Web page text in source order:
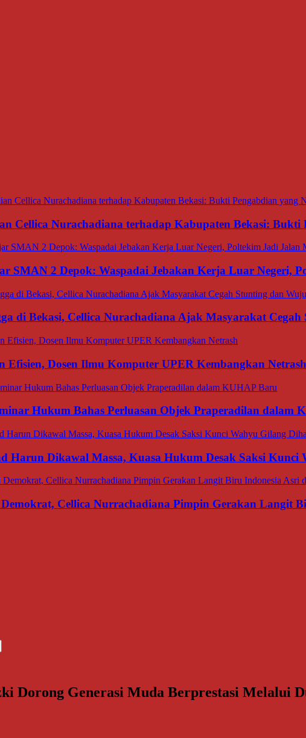
Cellica Nurachadiana terhadap Kabupaten Bekasi:
SMAN 2 Depok: Waspadai Jebakan Kerja Luar Negeri,
di Bekasi, Cellica Nurachadiana Ajak Masyarakat
Efisien, Dosen Ilmu Komputer UPER Kembangkan Netrash
Hukum Bahas Perluasan Objek Praperadilan dalam
Harun Dikawal Massa, Kuasa Hukum Desak Saksi
Cellica Nurrachadiana Pimpin Gerakan Langit
Dorong Generasi Muda Berprestasi Melalui